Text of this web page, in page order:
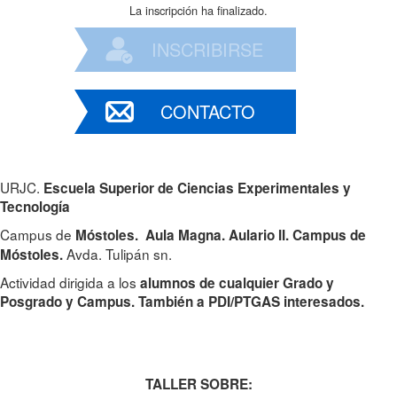
La inscripción ha finalizado.
INSCRIBIRSE
CONTACTO
URJC. Escuela Superior de Ciencias Experimentales y
Tecnología
Campus de Móstoles. Aula Magna. Aulario II. Campus de
Móstoles.Avda. Tulipán sn.
Actividad dirigida a los alumnos de cualquier Grado y
Posgrado y Campus. También a PDI/PTGAS interesados.
TALLER SOBRE: